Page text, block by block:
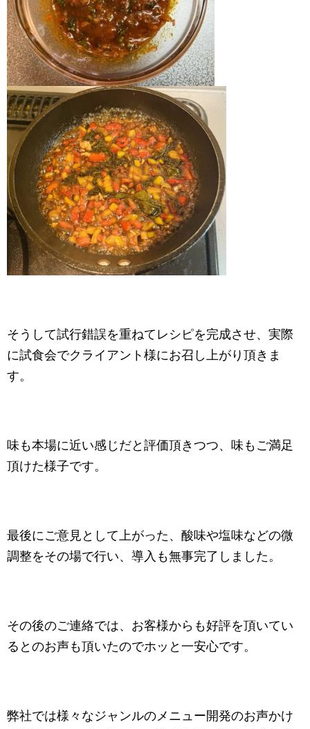
そうして試行錯誤を重ねてレシピを完成させ、実際
に試食会でクライアント様にお召し上がり頂きま
す。
味も本場に近い感じだと評価頂きつつ、味もご満足
頂けた様子です。
最後にご意見として上がった、酸味や塩味などの微
調整をその場で行い、導入も無事完了しました。
その後のご連絡では、お客様からも好評を頂いてい
るとのお声も頂いたのでホッと一安心です。
弊社では様々なジャンルのメニュー開発のお声かけ